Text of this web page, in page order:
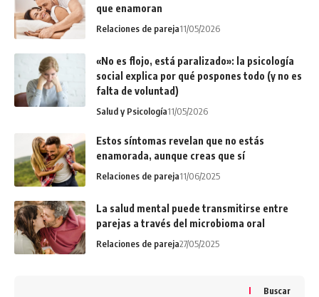
que enamoran
Relaciones de pareja11/05/2026
«No es flojo, está paralizado»: la psicología
social explica por qué pospones todo (y no es
falta de voluntad)
Salud y Psicología11/05/2026
Estos síntomas revelan que no estás
enamorada, aunque creas que sí
Relaciones de pareja11/06/2025
La salud mental puede transmitirse entre
parejas a través del microbioma oral
Relaciones de pareja27/05/2025
Buscar